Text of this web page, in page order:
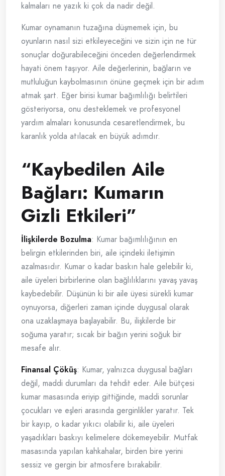
kalmaları ne yazık ki çok da nadir değil.
Kumar oynamanın tuzağına düşmemek için, bu
oyunların nasıl sizi etkileyeceğini ve sizin için ne tür
sonuçlar doğurabileceğini önceden değerlendirmek
hayati önem taşıyor. Aile değerlerinin, bağların ve
mutluluğun kaybolmasının önüne geçmek için bir adım
atmak şart. Eğer birisi kumar bağımlılığı belirtileri
gösteriyorsa, onu desteklemek ve profesyonel
yardım almaları konusunda cesaretlendirmek, bu
karanlık yolda atılacak en büyük adımdır.
“Kaybedilen Aile
Bağları: Kumarın
Gizli Etkileri”
İlişkilerde Bozulma: Kumar bağımlılığının en
belirgin etkilerinden biri, aile içindeki iletişimin
azalmasıdır. Kumar o kadar baskın hale gelebilir ki,
aile üyeleri birbirlerine olan bağlılıklarını yavaş yavaş
kaybedebilir. Düşünün ki bir aile üyesi sürekli kumar
oynuyorsa, diğerleri zaman içinde duygusal olarak
ona uzaklaşmaya başlayabilir. Bu, ilişkilerde bir
soğuma yaratır; sıcak bir bağın yerini soğuk bir
mesafe alır.
Finansal Çöküş: Kumar, yalnızca duygusal bağları
değil, maddi durumları da tehdit eder. Aile bütçesi
kumar masasında eriyip gittiğinde, maddi sorunlar
çocukları ve eşleri arasında gerginlikler yaratır. Tek
bir kayıp, o kadar yıkıcı olabilir ki, aile üyeleri
yaşadıkları baskıyı kelimelere dökemeyebilir. Mutfak
masasında yapılan kahkahalar, birden bire yerini
sessiz ve gergin bir atmosfere bırakabilir.